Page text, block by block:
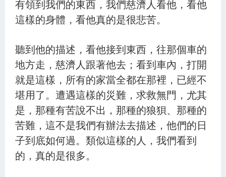
有領到我們的東西，我們慈濟人看他，看他
這樣的身體，看他真的是很悲苦。
聽到他的描述，看他接到東西，往那個車的
地方走，慈濟人跟著他去；看到車內，打開
就是這樣，所有的家當全都在那裡，已經不
堪用了。遭遇這樣的災難，求救無門，尤其
是，那種有苦說不出，那種的狼狽、那種的
苦難，這不是我們有辦法去描述，他們的日
子到底如何過。類似這樣的人，我們看到
的，真的是很多。